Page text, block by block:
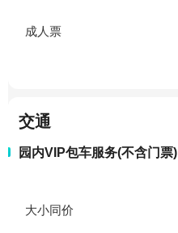
成人票
交通
园内VIP包车服务(不含门票)
大小同价